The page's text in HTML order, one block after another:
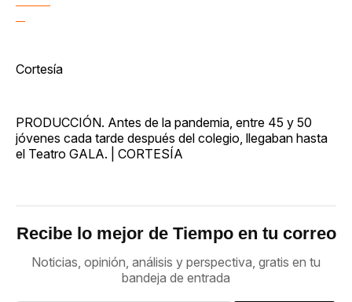
Cortesía
PRODUCCIÓN. Antes de la pandemia, entre 45 y 50
jóvenes cada tarde después del colegio, llegaban hasta
el Teatro GALA. | CORTESÍA
Recibe lo mejor de Tiempo en tu correo
Noticias, opinión, análisis y perspectiva, gratis en tu
bandeja de entrada